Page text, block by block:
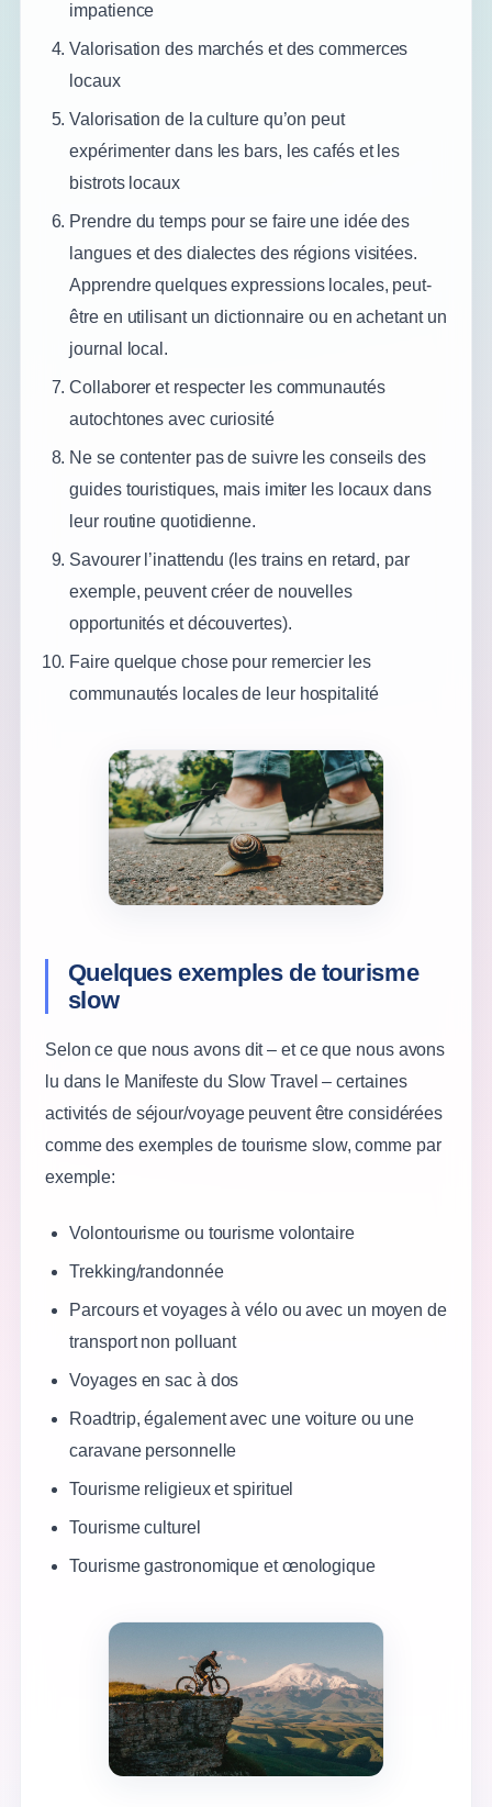
impatience
Valorisation des marchés et des commerces
locaux
Valorisation de la culture qu’on peut
expérimenter dans les bars, les cafés et les
bistrots locaux
Prendre du temps pour se faire une idée des
langues et des dialectes des régions visitées.
Apprendre quelques expressions locales, peut-
être en utilisant un dictionnaire ou en achetant un
journal local.
Collaborer et respecter les communautés
autochtones avec curiosité
Ne se contenter pas de suivre les conseils des
guides touristiques, mais imiter les locaux dans
leur routine quotidienne.
Savourer l’inattendu (les trains en retard, par
exemple, peuvent créer de nouvelles
opportunités et découvertes).
Faire quelque chose pour remercier les
communautés locales de leur hospitalité
Quelques exemples de tourisme
slow
Selon ce que nous avons dit – et ce que nous avons
lu dans le Manifeste du Slow Travel – certaines
activités de séjour/voyage peuvent être considérées
comme des exemples de tourisme slow, comme par
exemple:
Volontourisme ou tourisme volontaire
Trekking/randonnée
Parcours et voyages à vélo ou avec un moyen de
transport non polluant
Voyages en sac à dos
Roadtrip, également avec une voiture ou une
caravane personnelle
Tourisme religieux et spirituel
Tourisme culturel
Tourisme gastronomique et œnologique